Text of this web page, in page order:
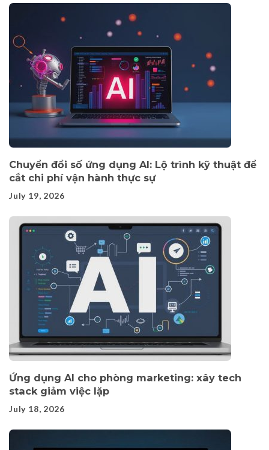
Chuyển đổi số ứng dụng AI: Lộ trình kỹ thuật để
cắt chi phí vận hành thực sự
July 19, 2026
Ứng dụng AI cho phòng marketing: xây tech
stack giảm việc lặp
July 18, 2026